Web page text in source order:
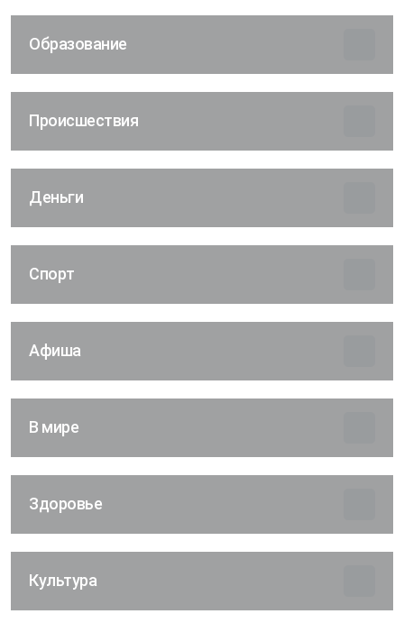
Образование
Происшествия
Деньги
Спорт
Афиша
В мире
Здоровье
Культура